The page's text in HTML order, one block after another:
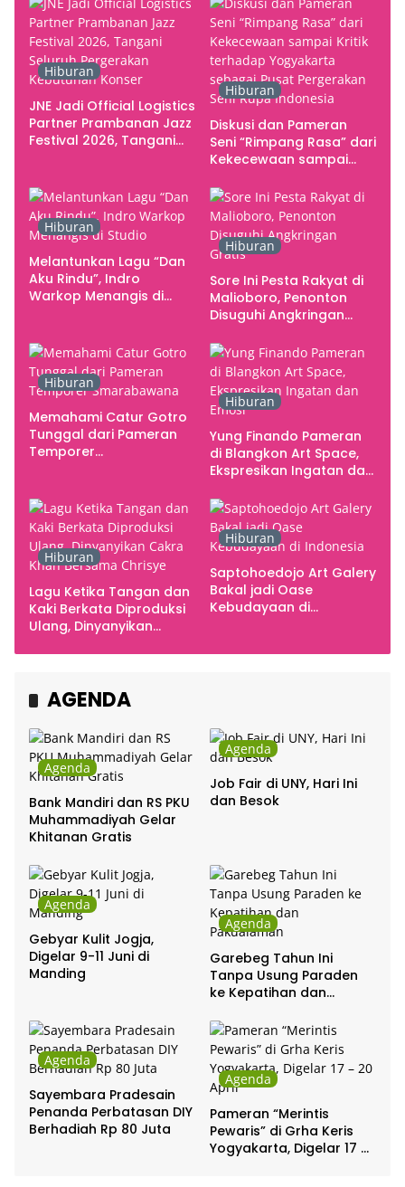
Hiburan
JNE Jadi Official Logistics
Partner Prambanan Jazz
Festival 2026, Tangani
Hiburan
Diskusi dan Pameran
Seni “Rimpang Rasa” dari
Kekecewaan sampai
Yogyakarta sebagai
Pusat Pergerakan Seni
Rupa Indonesia
Hiburan
Melantunkan Lagu “Dan
Aku Rindu”, Indro
Warkop Menangis di
Hiburan
Sore Ini Pesta Rakyat di
Malioboro, Penonton
Disuguhi Angkringan
Hiburan
Memahami Catur Gotro
Tunggal dari Pameran
Temporer
Hiburan
Yung Finando Pameran
di Blangkon Art Space,
Ekspresikan Ingatan dan
Hiburan
Lagu Ketika Tangan dan
Kaki Berkata Diproduksi
Ulang, Dinyanyikan
Hiburan
Saptohoedojo Art Galery
Bakal jadi Oase
Kebudayaan di
AGENDA
Agenda
Bank Mandiri dan RS PKU
Muhammadiyah Gelar
Khitanan Gratis
Agenda
Job Fair di UNY, Hari Ini
dan Besok
Agenda
Gebyar Kulit Jogja,
Digelar 9-11 Juni di
Manding
Agenda
Garebeg Tahun Ini
Tanpa Usung Paraden
ke Kepatihan dan
Agenda
Sayembara Pradesain
Penanda Perbatasan DIY
Berhadiah Rp 80 Juta
Agenda
Pameran “Merintis
Pewaris” di Grha Keris
Yogyakarta, Digelar 17 –